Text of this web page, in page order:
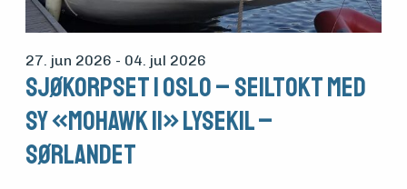
27. jun 2026 - 04. jul 2026
Sjøkorpset i Oslo – seiltokt med
SY «Mohawk II» Lysekil –
Sørlandet